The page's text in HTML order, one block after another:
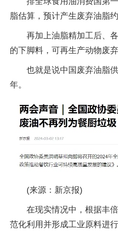
脂估算，预计产生废弃油脂约
再加上油脂精加工后、
的下脚料，可再生产动物废
也就是说中国废弃油脂
年。
(来源：新京报)
在现实情况中，根据丰
范化利用并形成工业原料进